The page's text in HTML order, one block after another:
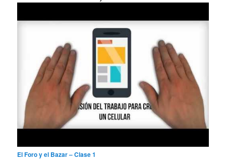
r
El Foro y el Bazar – Clase 1